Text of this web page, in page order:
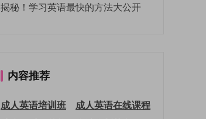
揭秘！学习英语最快的方法大公开
内容推荐
成人英语培训班
成人英语在线课程